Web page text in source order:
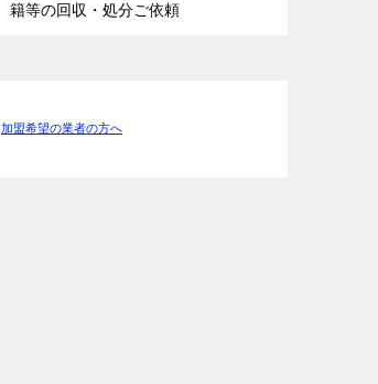
籍等の回収・処分ご依頼
加盟希望の業者の方へ